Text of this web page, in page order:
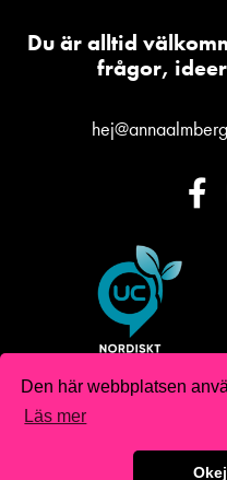
Den här webbplatsen
Läs mer
Okej
Du är alltid
frågor,
Copyright